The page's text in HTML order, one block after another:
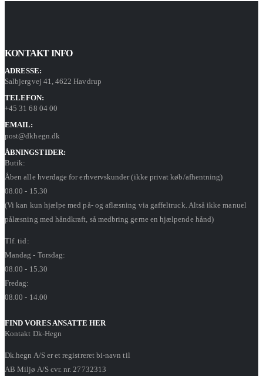
KONTAKT INFO
ADRESSE:
Salbjergvej 41, 4622 Havdrup
TELEFON:
+45 31 68 04 00
EMAIL:
post@dkhegn.dk
ÅBNINGSTIDER:
Butik:
Åben alle hverdage for erhvervskunder (ikke privat køb/afhentning)
08.00 - 15.30
(Vi kan kun hjælpe med på- og aflæsning via gaffeltruck. Altså ikke manuel
pålæsning med håndkraft, så medbring gerne en hjælpende hånd)
Tlf. tid:
Mandag - Torsdag:
08.00 - 15.30
Fredag:
08.00 - 14.00
FIND VORES ANSATTE HER
Kontakt Dk-Hegn
Dk.hegn A/S er et registreret bi-navn til
AB Miljø A/S cvr. nr. 27732313